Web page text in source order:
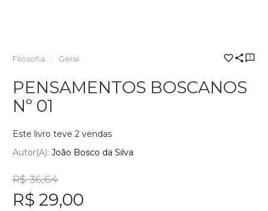
Filosofia Geral
PENSAMENTOS BOSCANOS
Nº 01
Este livro teve 2 vendas
Autor(a): João Bosco da Silva
R$ 36,64
R$ 29,00